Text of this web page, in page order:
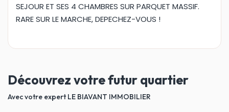
SEJOUR ET SES 4 CHAMBRES SUR PARQUET MASSIF.
RARE SUR LE MARCHE, DEPECHEZ-VOUS !
Découvrez votre futur quartier
Avec votre expert LE BIAVANT IMMOBILIER